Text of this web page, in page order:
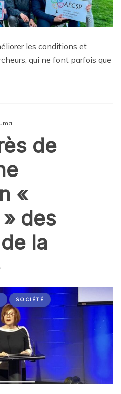
les conditions et
qui ne font parfois que
de
«
des
la
SOCIÉTÉ